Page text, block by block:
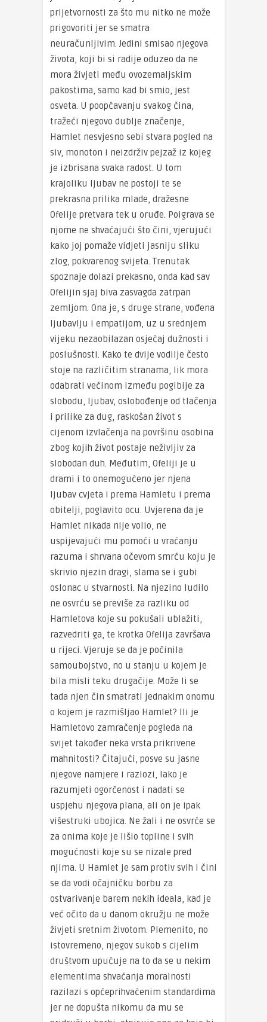
prijetvornosti za što mu nitko ne može
prigovoriti jer se smatra
neuračunljivim. Jedini smisao njegova
života, koji bi si radije oduzeo da ne
mora živjeti među ovozemaljskim
pakostima, samo kad bi smio, jest
osveta. U poopćavanju svakog čina,
tražeći njegovo dublje značenje,
Hamlet nesvjesno sebi stvara pogled na
siv, monoton i neizdrživ pejzaž iz kojeg
je izbrisana svaka radost. U tom
krajoliku ljubav ne postoji te se
prekrasna prilika mlade, dražesne
Ofelije pretvara tek u oruđe. Poigrava se
njome ne shvaćajući što čini, vjerujući
kako joj pomaže vidjeti jasniju sliku
zlog, pokvarenog svijeta. Trenutak
spoznaje dolazi prekasno, onda kad sav
Ofelijin sjaj biva zasvagda zatrpan
zemljom. Ona je, s druge strane, vođena
ljubavlju i empatijom, uz u srednjem
vijeku nezaobilazan osjećaj dužnosti i
poslušnosti. Kako te dvije vodilje često
stoje na različitim stranama, lik mora
odabrati većinom između pogibije za
slobodu, ljubav, oslobođenje od tlačenja
i prilike za dug, raskošan život s
cijenom izvlačenja na površinu osobina
zbog kojih život postaje neživljiv za
slobodan duh. Međutim, Ofeliji je u
drami i to onemogućeno jer njena
ljubav cvjeta i prema Hamletu i prema
obitelji, poglavito ocu. Uvjerena da je
Hamlet nikada nije volio, ne
uspijevajući mu pomoći u vraćanju
razuma i shrvana očevom smrću koju je
skrivio njezin dragi, slama se i gubi
oslonac u stvarnosti. Na njezino ludilo
ne osvrću se previše za razliku od
Hamletova koje su pokušali ublažiti,
razvedriti ga, te krotka Ofelija završava
u rijeci. Vjeruje se da je počinila
samoubojstvo, no u stanju u kojem je
bila misli teku drugačije. Može li se
tada njen čin smatrati jednakim onomu
o kojem je razmišljao Hamlet? Ili je
Hamletovo zamračenje pogleda na
svijet također neka vrsta prikrivene
mahnitosti? Čitajući, posve su jasne
njegove namjere i razlozi, lako je
razumjeti ogorčenost i nadati se
uspjehu njegova plana, ali on je ipak
višestruki ubojica. Ne žali i ne osvrće se
za onima koje je lišio topline i svih
mogućnosti koje su se nizale pred
njima. U Hamlet je sam protiv svih i čini
se da vodi očajničku borbu za
ostvarivanje barem nekih ideala, kad je
već očito da u danom okružju ne može
živjeti sretnim životom. Plemenito, no
istovremeno, njegov sukob s cijelim
društvom upućuje na to da se u nekim
elementima shvaćanja moralnosti
razilazi s općeprihvaćenim standardima
jer ne dopušta nikomu da mu se